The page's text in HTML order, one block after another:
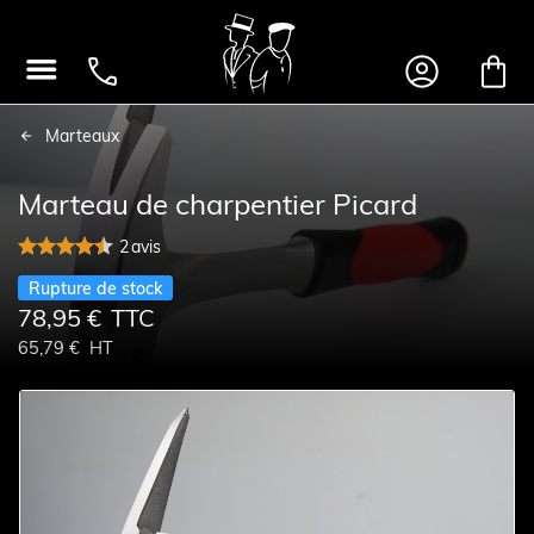
   
Marteaux
Marteau de charpentier Picard
2avis
Rupture de stock
78,95 € TTC
65,79 € HT